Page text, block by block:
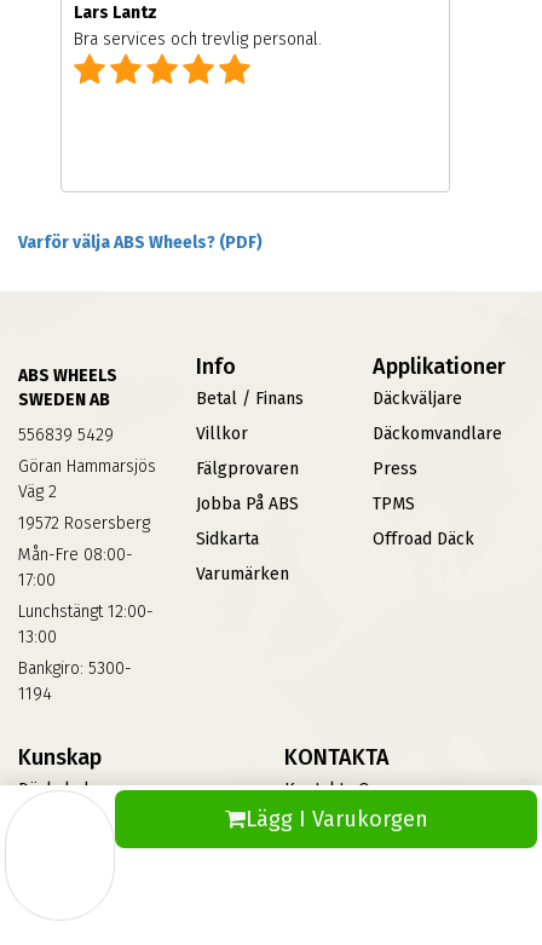
Lägg I Varukorgen
Lars Lantz
Bra services och trevlig personal.
Varför välja ABS Wheels? (PDF)
ABS WHEELS
SWEDEN AB
556839 5429
Göran Hammarsjös
Väg 2
19572 Rosersberg
Mån-Fre 08:00-
17:00
Lunchstängt 12:00-
13:00
Bankgiro: 5300-
1194
Info
Betal / Finans
Villkor
Fälgprovaren
Jobba På ABS
Sidkarta
Varumärken
Applikationer
Däckväljare
Däckomvandlare
Press
TPMS
Offroad Däck
Kunskap
Däckskola
Informationsbank Av Däck
Och Fälgar
KONTAKTA
Kontakta Oss
Vinterdäck